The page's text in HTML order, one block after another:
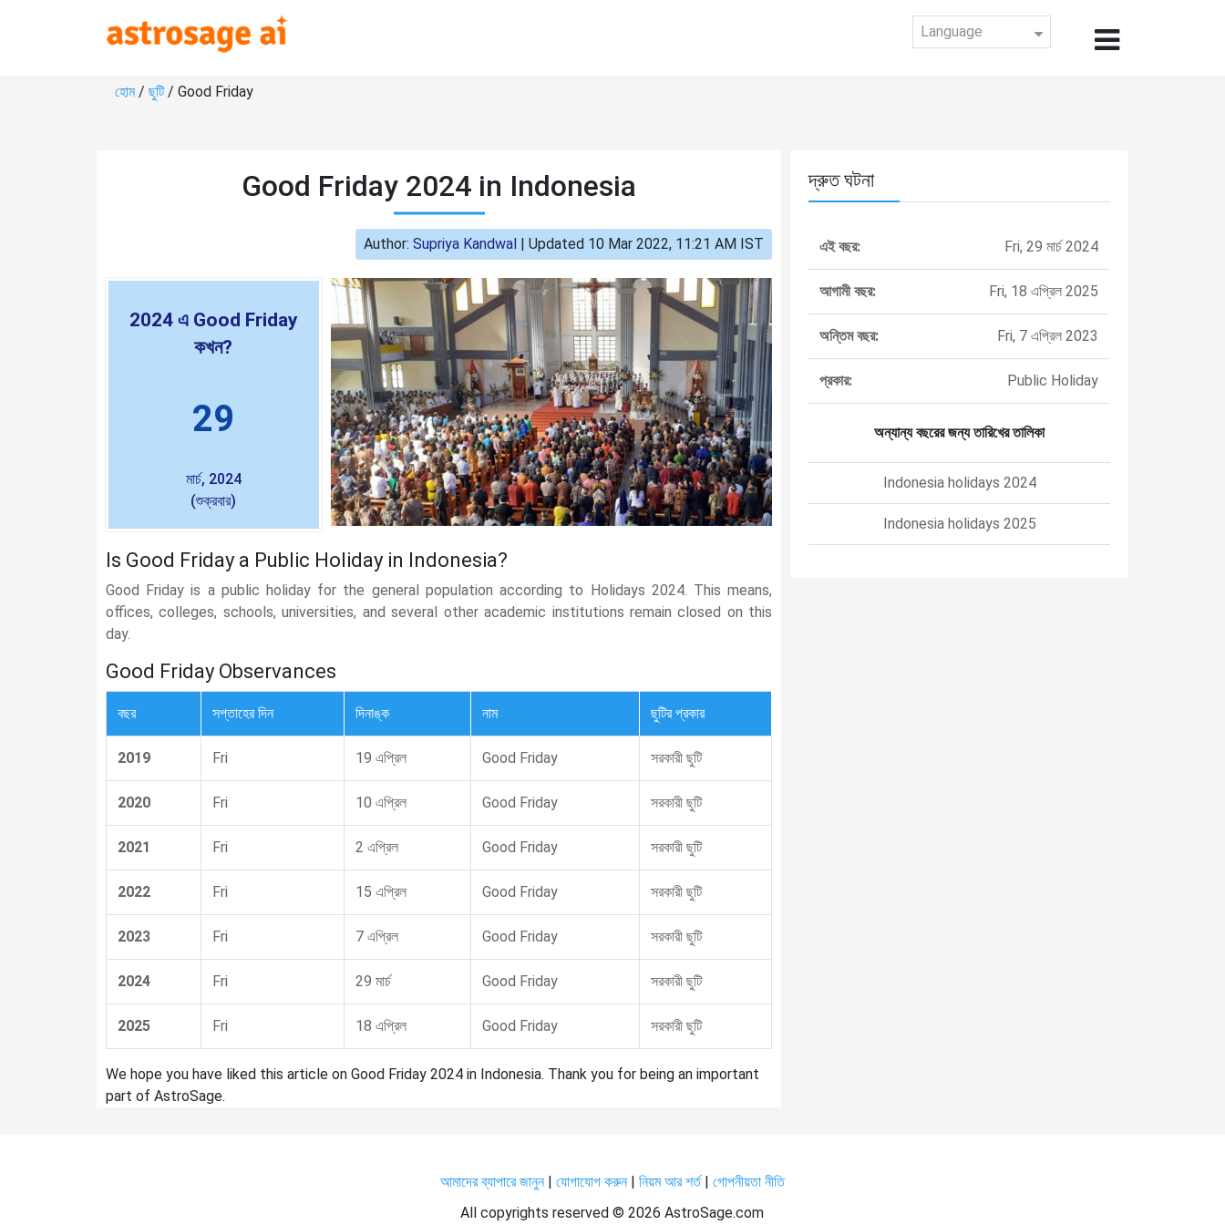
Language
হোম/ ছুটি/ Good Friday
Good Friday 2024 in Indonesia
Author:Supriya Kandwal |Updated 10 Mar 2022, 11:21 AM IST
2024 এ Good Friday
কখন?
29
মার্চ, 2024
(শুক্রবার)
Is Good Friday a Public Holiday in Indonesia?
Good Friday is a public holiday for the general population according to Holidays 2024. This means,
offices, colleges, schools, universities, and several other academic institutions remain closed on this
day.
Good Friday Observances
বছর সপ্তাহের দিন দিনাঙ্ক নাম ছুটির প্রকার
2019 Fri 19 এপ্রিল Good Friday সরকারী ছুটি
2020 Fri 10 এপ্রিল Good Friday সরকারী ছুটি
2021 Fri 2 এপ্রিল Good Friday সরকারী ছুটি
2022 Fri 15 এপ্রিল Good Friday সরকারী ছুটি
2023 Fri 7 এপ্রিল Good Friday সরকারী ছুটি
2024 Fri 29 মার্চ Good Friday সরকারী ছুটি
2025 Fri 18 এপ্রিল Good Friday সরকারী ছুটি
We hope you have liked this article on Good Friday 2024 in Indonesia. Thank you for being an important
part of AstroSage.
দ্রুত ঘটনা
এই বছর: Fri, 29 মার্চ 2024
আগামী বছর: Fri, 18 এপ্রিল 2025
অন্তিম বছর: Fri, 7 এপ্রিল 2023
প্রকার: Public Holiday
অন্যান্য বছরের জন্য তারিখের তালিকা
Indonesia holidays 2024
Indonesia holidays 2025
আমাদের ব্যাপারে জানুন| যোগাযোগ করুন| নিয়ম আর শর্ত| গোপনীয়তা নীতি
All copyrights reserved ©2026 AstroSage.com